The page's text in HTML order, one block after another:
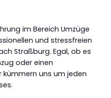
im Bereich Umzüge
und stressfreien
Straßburg. Egal, ob es
oder einen
kümmern uns um jeden